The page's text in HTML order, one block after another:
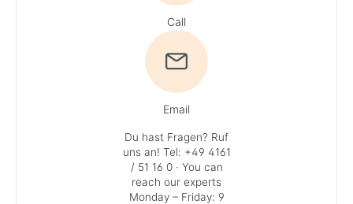
Call
Email
Du hast Fragen? Ruf
uns an! Tel: +49 4161
/ 51 16 0· You can
reach our experts
Monday – Friday: 9